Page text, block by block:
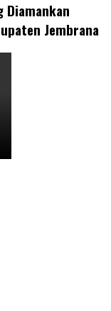
Diamankan
Jembrana